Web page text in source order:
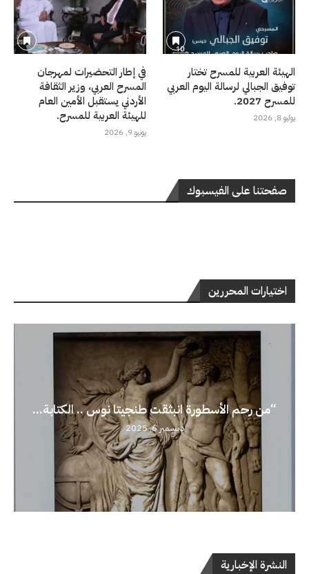
الهيئة العربية للمسرح تختار
توفيق الجبالي لرسالة اليوم العربي
للمسرح 2027.
يوليو 8, 2026
في إطار التحضيرات لمهرجان
المسرح العربي، وزير الثقافة
الأردني يستقبل الأمين العام
للهيئة العربية للمسرح.
يونيو 9, 2026
صفحتنا على الفيسبوك
اختيارات المحررين
“من رحم الأسطورة انبثقت طنجيتا نوس .. الكتابة...
ديسمبر 6, 2025
النشرة الإخبارية